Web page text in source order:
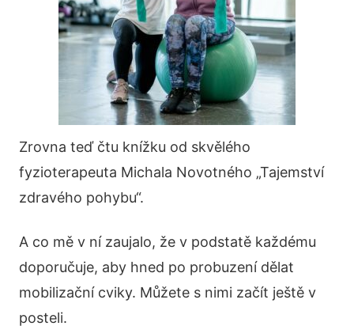
Zrovna teď čtu knížku od skvělého
fyzioterapeuta Michala Novotného „Tajemství
zdravého pohybu“.
A co mě v ní zaujalo, že v podstatě každému
doporučuje, aby hned po probuzení dělat
mobilizační cviky. Můžete s nimi začít ještě v
posteli.